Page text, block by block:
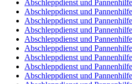
Abschleppdienst und
Abschleppdienst und
Abschleppdienst und
Abschleppdienst und
Abschleppdienst und
Abschleppdienst und
Abschleppdienst und
Abschleppdienst und
Abschleppdienst und